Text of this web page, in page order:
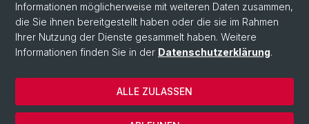
Informationen möglicherweise mit weiteren Daten zusammen,
die Sie ihnen bereitgestellt haben oder die sie im Rahmen
Ihrer Nutzung der Dienste gesammelt haben. Weitere
Informationen finden Sie in der Datenschutzerklärung.
ALLE ZULASSEN